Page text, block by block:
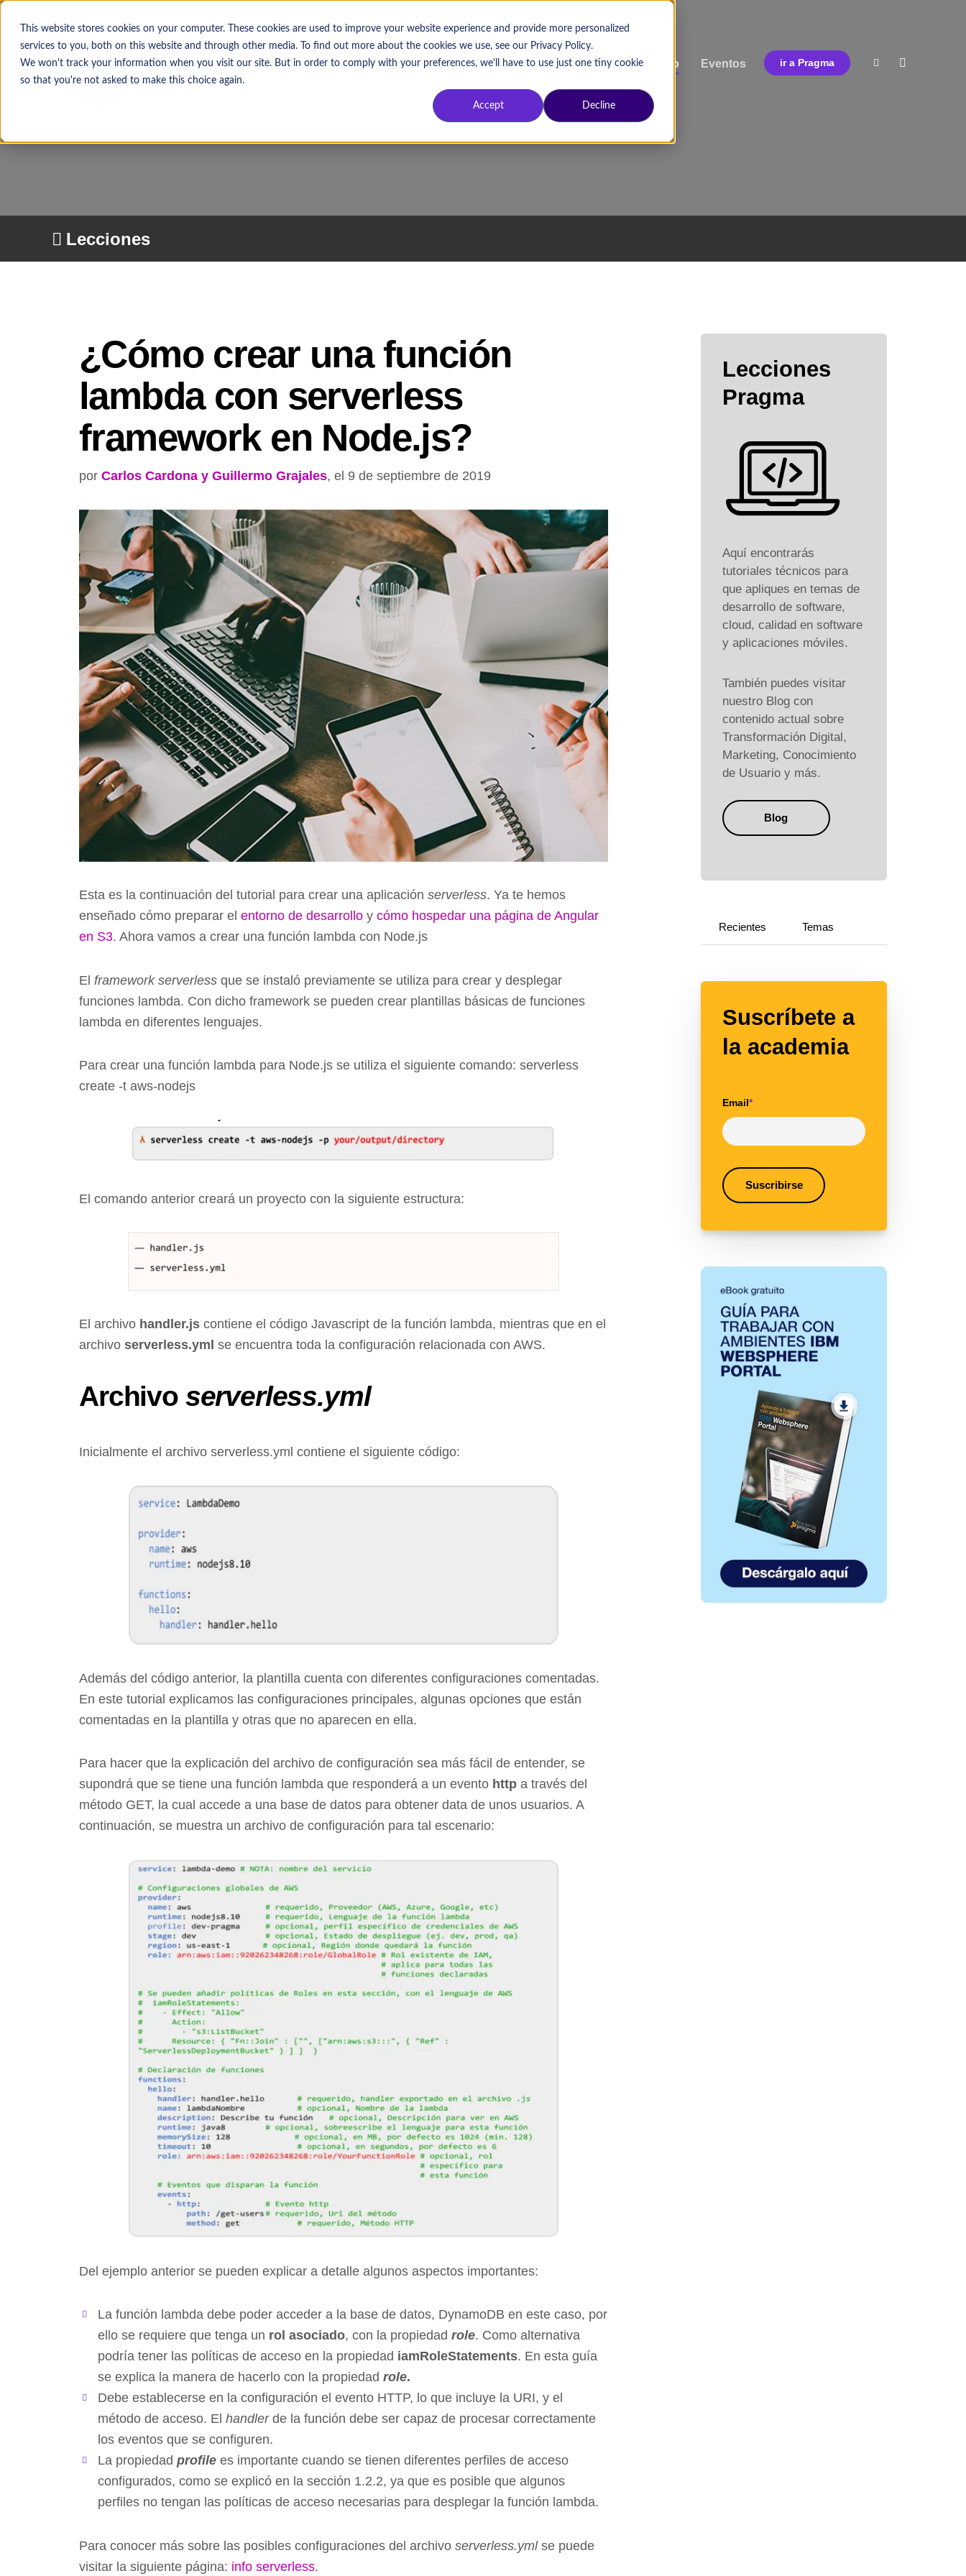
This website stores cookies on your computer. These cookies are used to improve your website experience and provide more personalized
services to you, both on this website and through other media. To find out more about the cookies we use, see our Privacy Policy.
We won't track your information when you visit our site. But in order to comply with your preferences, we'll have to use just one tiny cookie
so that you're not asked to make this choice again.
Accept Decline
Aprende por tema Aprende por formato Eventos ir a Pragma
Lecciones
¿Cómo crear una función
lambda con serverless
framework en Node.js?
por Carlos Cardona y Guillermo Grajales, el 9 de septiembre de 2019
Esta es la continuación del tutorial para crear una aplicación serverless. Ya te hemos
enseñado cómo preparar el entorno de desarrollo y cómo hospedar una página de Angular
en S3. Ahora vamos a crear una función lambda con Node.js
El framework serverless que se instaló previamente se utiliza para crear y desplegar
funciones lambda. Con dicho framework se pueden crear plantillas básicas de funciones
lambda en diferentes lenguajes.
Para crear una función lambda para Node.js se utiliza el siguiente comando: serverless
create -t aws-nodejs
El comando anterior creará un proyecto con la siguiente estructura:
El archivo handler.js contiene el código Javascript de la función lambda, mientras que en el
archivo serverless.yml se encuentra toda la configuración relacionada con AWS.
Archivo serverless.yml
Inicialmente el archivo serverless.yml contiene el siguiente código:
Además del código anterior, la plantilla cuenta con diferentes configuraciones comentadas.
En este tutorial explicamos las configuraciones principales, algunas opciones que están
comentadas en la plantilla y otras que no aparecen en ella.
Para hacer que la explicación del archivo de configuración sea más fácil de entender, se
supondrá que se tiene una función lambda que responderá a un evento http a través del
método GET, la cual accede a una base de datos para obtener data de unos usuarios. A
continuación, se muestra un archivo de configuración para tal escenario:
Del ejemplo anterior se pueden explicar a detalle algunos aspectos importantes:
La función lambda debe poder acceder a la base de datos, DynamoDB en este caso, por
ello se requiere que tenga un rol asociado, con la propiedadrole. Como alternativa
podría tener las políticas de acceso en la propiedad iamRoleStatements. En esta guía
se explica la manera de hacerlo con la propiedadrole.
Debe establecerse en la configuración el evento HTTP, lo que incluye la URI, y el
método de acceso. Elhandlerde la función debe ser capaz de procesar correctamente
los eventos que se configuren.
La propiedadprofile es importante cuando se tienen diferentes perfiles de acceso
configurados, como se explicó en la sección 1.2.2, ya que es posible que algunos
perfiles no tengan las políticas de acceso necesarias para desplegar la función lambda.
Para conocer más sobre las posibles configuraciones del archivo serverless.ymlse puede
visitar la siguiente página: info serverless.
Lecciones
Pragma
Aquí encontrarás
tutoriales técnicos para
que apliques en temas de
desarrollo de software,
cloud, calidad en software
y aplicaciones móviles.
También puedes visitar
nuestro Blog con
contenido actual sobre
Transformación Digital,
Marketing, Conocimiento
de Usuario y más.
Blog
Recientes Temas
Suscríbete a
la academia
Email*